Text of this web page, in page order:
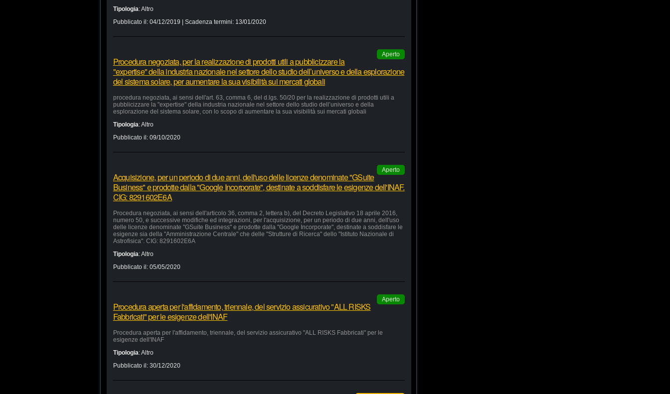
Tipologia:Altro
Pubblicato il: 04/12/2019 | Scadenza termini: 13/01/2020
Aperto
Procedura negoziata, per la realizzazione di prodotti utili a pubblicizzare la
"expertise" della industria nazionale nel settore dello studio dell’universo e della esplorazione
del sistema solare, per aumentare la sua visibilità sui mercati globali
procedura negoziata, ai sensi dell'art. 63, comma 6, del d.lgs. 50/20 per la realizzazione di prodotti utili a
pubblicizzare la "expertise" della industria nazionale nel settore dello studio dell’universo e della
esplorazione del sistema solare, con lo scopo di aumentare la sua visibilità sui mercati globali
Tipologia:Altro
Pubblicato il: 09/10/2020
Aperto
Acquisizione, per un periodo di due anni, dell'uso delle licenze denominate "GSuite
Business" e prodotte dalla "Google Incorporate", destinate a soddisfare le esigenze dell'INAF.
CIG: 8291602E6A
Procedura negoziata, ai sensi dell'articolo 36, comma 2, lettera b), del Decreto Legislativo 18 aprile 2016,
numero 50, e successive modifiche ed integrazioni, per l'acquisizione, per un periodo di due anni, dell'uso
delle licenze denominate "GSuite Business" e prodotte dalla "Google Incorporate", destinate a soddisfare le
esigenze sia della "Amministrazione Centrale" che delle "Strutture di Ricerca" dello "Istituto Nazionale di
Astrofisica". CIG: 8291602E6A
Tipologia:Altro
Pubblicato il: 05/05/2020
Aperto
Procedura aperta per l'affidamento, triennale, del servizio assicurativo "ALL RISKS
Fabbricati" per le esigenze dell'INAF
Procedura aperta per l'affidamento, triennale, del servizio assicurativo "ALL RISKS Fabbricati" per le
esigenze dell'INAF
Tipologia:Altro
Pubblicato il: 30/12/2020